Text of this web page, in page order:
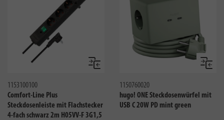
Vergleichen
1153100100
Comfort-Line Plus
Steckdosenleiste mit Flachstecker
4-fach schwarz 2m H05VV-F 3G1,5
1150760020
hugo! ONE Steckdosenwürfel mit
USB C 20W PD mint green